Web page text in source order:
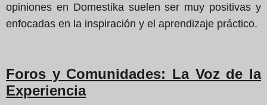
opiniones en Domestika suelen ser muy positivas y
enfocadas en la inspiración y el aprendizaje práctico.
Foros y Comunidades: La Voz de la
Experiencia